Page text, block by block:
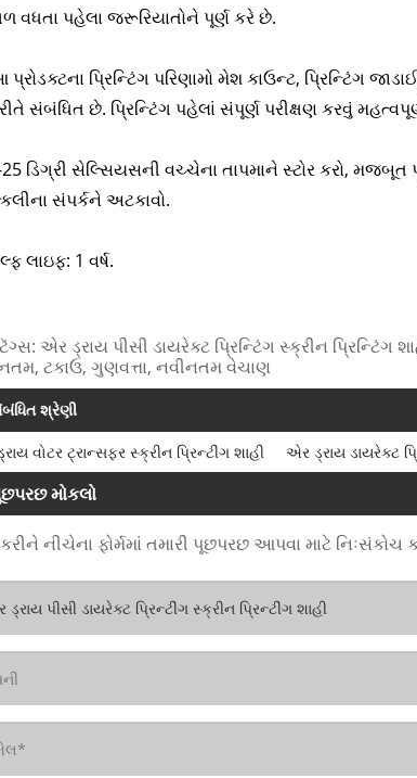
વધતા પહેલા જરૂરિયાતોને પૂર્ણ કરે છે.
પ્રિન્ટિંગ પરિણામો મેશ કાઉન્ટ, પ્રિન્ટિંગ
સંબંધિત છે. પ્રિન્ટિંગ પહેલાં સંપૂર્ણ પરીક્ષણ કરવું
25 ડિગ્રી સેલ્સિયસની વચ્ચેના તાપમાને સ્ટોર કરો,
સંપર્કને અટકાવો.
લાઇફ: 1 વર્ષ.
એર ડ્રાય પીસી ડાયરેક્ટ પ્રિન્ટિંગ સ્ક્રીન પ્રિન્ટિંગ
ટકાઉ, ગુણવત્તા, નવીનતમ વેચાણ
શ્રેણી
વોટર ટ્રાન્સફર સ્ક્રીન પ્રિન્ટીંગ શાહી એર ડ્રાય ડાયરેક્ટ
મોકલો
નીચેના ફોર્મમાં તમારી પૂછપરછ આપવા માટે